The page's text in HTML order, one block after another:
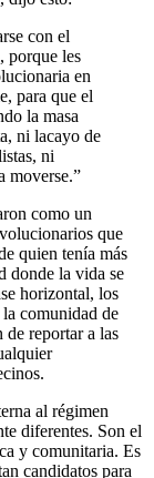
con el
porque les
en
para que el
la masa
ni lacayo de
ni
moverse.”
como un
que
quien tenía más
donde la vida se
horizontal, los
comunidad de
reportar a las
al régimen
diferentes. Son el
y comunitaria. Es
candidatos para